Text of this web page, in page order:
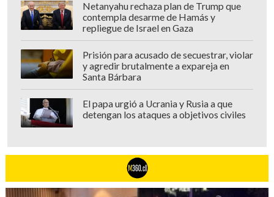
Netanyahu rechaza plan de Trump que
contempla desarme de Hamás y
repliegue de Israel en Gaza
Prisión para acusado de secuestrar, violar
y agredir brutalmente a expareja en
Santa Bárbara
El papa urgió a Ucrania y Rusia a que
detengan los ataques a objetivos civiles